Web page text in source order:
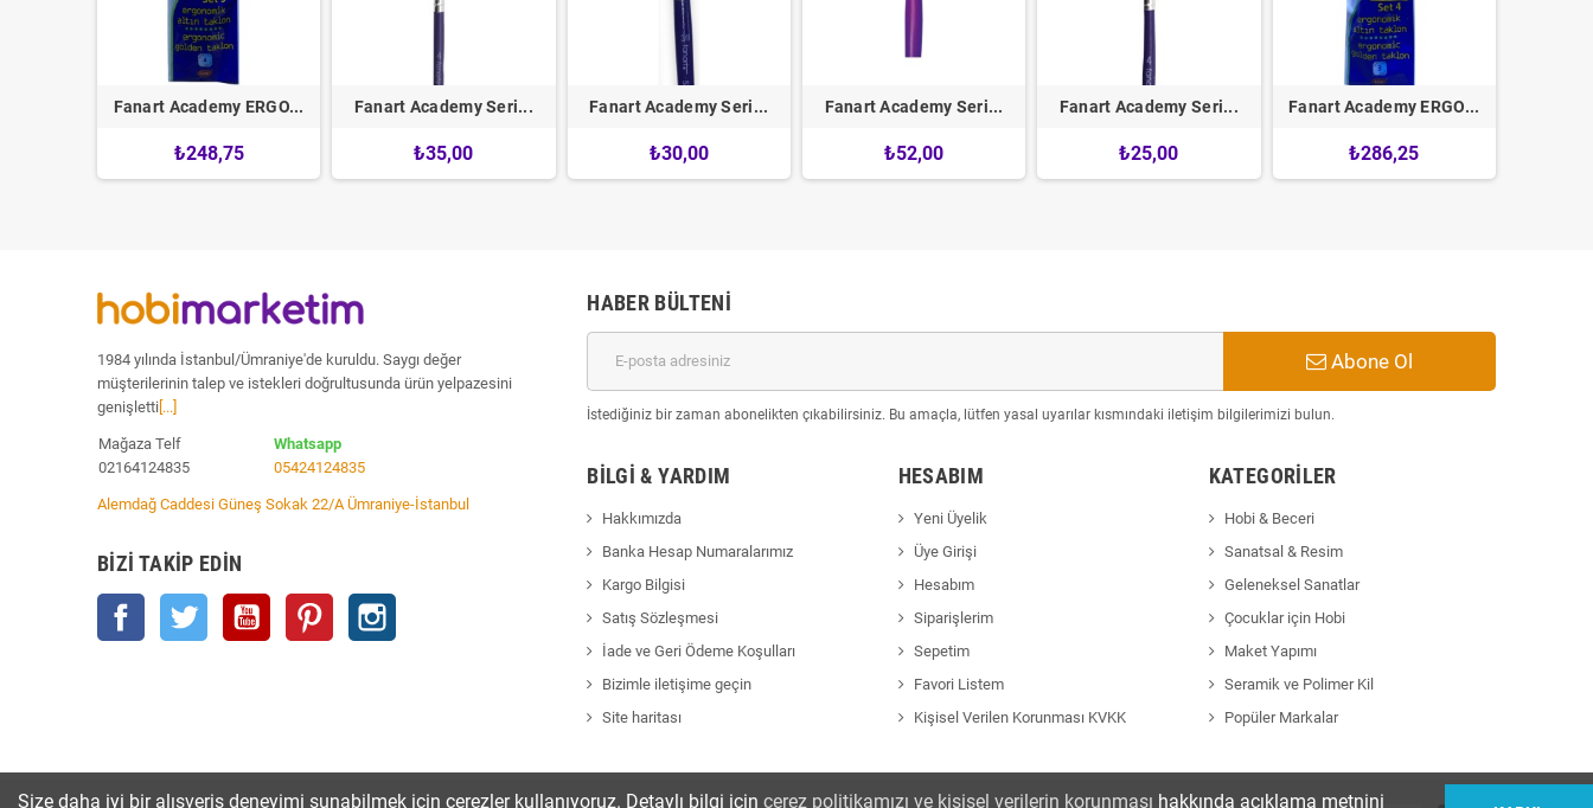
Fanart Academy ERGO...
₺248,75
Fanart Academy Seri...
₺35,00
Fanart Academy Seri...
₺30,00
Fanart Academy Seri...
₺52,00
Fanart Academy Seri...
₺25,00
Fanart Academy ERGO...
₺286,25
1984 yılında İstanbul/Ümraniye'de kuruldu. Saygı değer
müşterilerinin talep ve istekleri doğrultusunda ürün yelpazesini
genişletti [...]
Mağaza Telf
02164124835
Whatsapp
05424124835
Alemdağ Caddesi Güneş Sokak 22/A Ümraniye-İstanbul
BIZI TAKIP EDIN
Facebook Twitter YouTube Pinterest
HABER BÜLTENI
Abone Ol
İstediğiniz bir zaman abonelikten çıkabilirsiniz. Bu amaçla, lütfen yasal uyarılar kısmındaki iletişim bilgilerimizi bulun.
BILGI & YARDIM
Hakkımızda
Banka Hesap Numaralarımız
Kargo Bilgisi
Satış Sözleşmesi
İade ve Geri Ödeme Koşulları
Bizimle iletişime geçin
Site haritası
HESABIM
Yeni Üyelik
Üye Girişi
Hesabım
Siparişlerim
Sepetim
Favori Listem
Kişisel Verilen Korunması KVKK
KATEGORILER
Hobi & Beceri
Sanatsal & Resim
Geleneksel Sanatlar
Çocuklar için Hobi
Maket Yapımı
Seramik ve Polimer Kil
Popüler Markalar
Size daha iyi bir alışveriş deneyimi sunabilmek için çerezler kullanıyoruz. Detaylı bilgi için çerez politikamızı ve kişisel verilerin korunması hakkında açıklama metnini